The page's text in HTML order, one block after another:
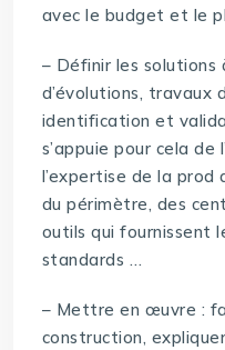
avec le budget et le
– Définir les
d’évolutions, travaux
identification et
s’appuie pour cela de
l’expertise de la
du périmètre, des
outils qui fournissent
standards …
– Mettre en œuvre :
construction,